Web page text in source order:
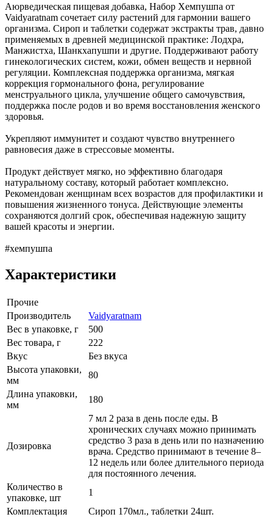
Аюрведическая пищевая добавка, Набор Хемпушпа от
Vaidyaratnam сочетает силу растений для гармонии вашего
организма. Сироп и таблетки содержат экстракты трав, давно
применяемых в древней медицинской практике: Лодхра,
Манжистха, Шанкхапушпи и другие. Поддерживают работу
гинекологических систем, кожи, обмен веществ и нервной
регуляции. Комплексная поддержка организма, мягкая
коррекция гормонального фона, регулирование
менструального цикла, улучшение общего самочувствия,
поддержка после родов и во время восстановления женского
здоровья.
Укрепляют иммунитет и создают чувство внутреннего
равновесия даже в стрессовые моменты.
Продукт действует мягко, но эффективно благодаря
натуральному составу, который работает комплексно.
Рекомендован женщинам всех возрастов для профилактики и
повышения жизненного тонуса. Действующие элементы
сохраняются долгий срок, обеспечивая надежную защиту
вашей красоты и энергии.
#хемпушпа
Характеристики
Прочие
Производитель
Vaidyaratnam
Вес в упаковке, г
500
Вес товара, г
222
Вкус
Без вкуса
Высота упаковки,
мм
80
Длина упаковки,
мм
180
Дозировка
7 мл 2 раза в день после еды. В
хронических случаях можно принимать
средство 3 раза в день или по назначению
врача. Средство принимают в течение 8–
12 недель или более длительного периода
для постоянного лечения.
Количество в
упаковке, шт
1
Комплектация
Сироп 170мл., таблетки 24шт.